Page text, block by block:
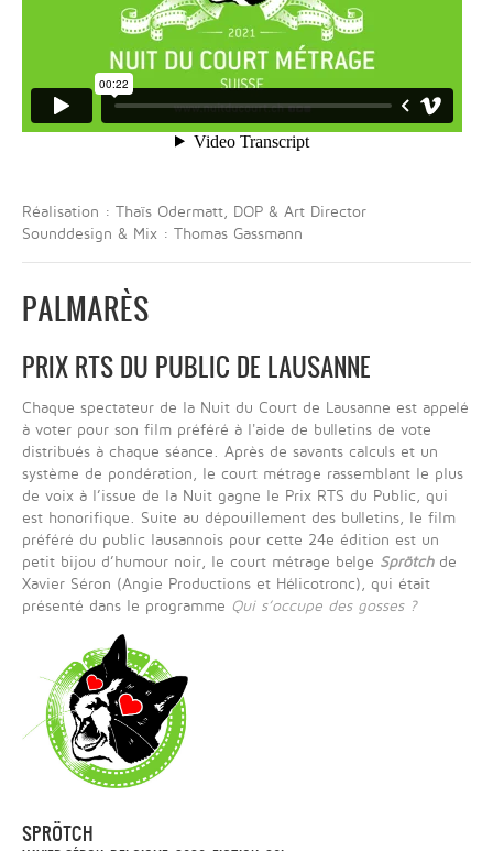
Réalisation : Thaïs Odermatt, DOP & Art Director
Sounddesign & Mix : Thomas Gassmann
PALMARÈS
PRIX RTS DU PUBLIC DE LAUSANNE
Chaque spectateur de la Nuit du Court de Lausanne est appelé
à voter pour son film préféré à l'aide de bulletins de vote
distribués à chaque séance. Après de savants calculs et un
système de pondération, le court métrage rassemblant le plus
de voix à l’issue de la Nuit gagne le Prix RTS du Public, qui
est honorifique. Suite au dépouillement des bulletins, le film
préféré du public lausannois pour cette 24e édition est un
petit bijou d’humour noir, le court métrage belge Sprötchde
Xavier Séron (Angie Productions et Hélicotronc), qui était
présenté dans le programme Qui s’occupe des gosses ?
SPRÖTCH